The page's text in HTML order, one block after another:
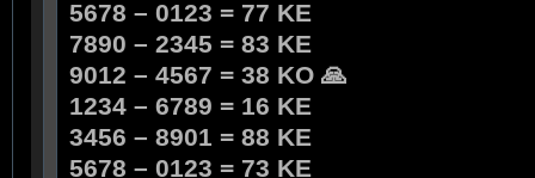
5678 – 0123 = 77 KE
7890 – 2345 = 83 KE
9012 – 4567 = 38 KO 🙏
1234 – 6789 = 16 KE
3456 – 8901 = 88 KE
5678 – 0123 = 73 KE